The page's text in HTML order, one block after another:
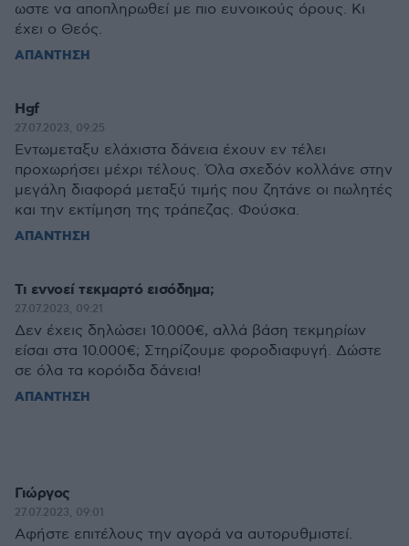
ωστε να αποπληρωθεί με πιο ευνοικούς όρους. Κι
έχει ο Θεός.
ΑΠΑΝΤΗΣΗ
Hgf
27.07.2023, 09:25
Εντωμεταξυ ελάχιστα δάνεια έχουν εν τέλει
προχωρήσει μέχρι τέλους. Όλα σχεδόν κολλάνε στην
μεγάλη διαφορά μεταξύ τιμής που ζητάνε οι πωλητές
και την εκτίμηση της τράπεζας. Φούσκα.
ΑΠΑΝΤΗΣΗ
Τι εννοεί τεκμαρτό εισόδημα;
27.07.2023, 09:21
Δεν έχεις δηλώσει 10.000€, αλλά βάση τεκμηρίων
είσαι στα 10.000€; Στηρίζουμε φοροδιαφυγή. Δώστε
σε όλα τα κορόιδα δάνεια!
ΑΠΑΝΤΗΣΗ
Γιώργος
27.07.2023, 09:01
Αφήστε επιτέλους την αγορά να αυτορυθμιστεί.